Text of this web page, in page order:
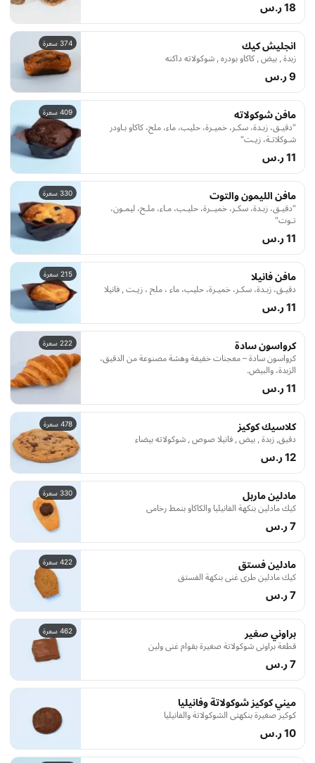
18 ر.س
374 سعرة انجليش كيك
زبدة , بيض , كاكاو بودره , شوكولاته داكنه
9 ر.س
409 سعرة مافن شوكولاته
"دقيـق، زبـدة، سكـر، خميـرة، حليب، ماء، ملح، كاكاو بـاودر
شـوكلاتـة، زيـت"
11 ر.س
330 سعرة مافن الليمون والتوت
"دقيـق، زبـدة، سكـر، خميــرة، حليـب، مـاء، ملـح، ليمـون،
تـوت"
11 ر.س
215 سعرة مافن فانيلا
دقيـق، زبـدة، سكـر، خميـرة، حليب، ماء ، ملح ، زيـت , فانيلا
11 ر.س
222 سعرة كرواسون سادة
كرواسون سادة – معجنات خفيفة وهشة مصنوعة من الدقيق،
الزبدة، والبيض.
11 ر.س
478 سعرة كلاسيك كوكيز
دقيق, زبدة , بيض , فانيلا صوص , شوكولاته بيضاء
12 ر.س
330 سعرة مادلين ماربل
كيك مادلين بنكهة الفانيليا والكاكاو بنمط رخامي
7 ر.س
422 سعرة مادلين فستق
كيك مادلين طري غني بنكهة الفستق
7 ر.س
462 سعرة براوني صغير
قطعة براوني شوكولاتة صغيرة بقوام غني ولين
7 ر.س
ميني كوكيز شوكولاتة وفانيليا
كوكيز صغيرة بنكهتي الشوكولاتة والفانيليا
10 ر.س